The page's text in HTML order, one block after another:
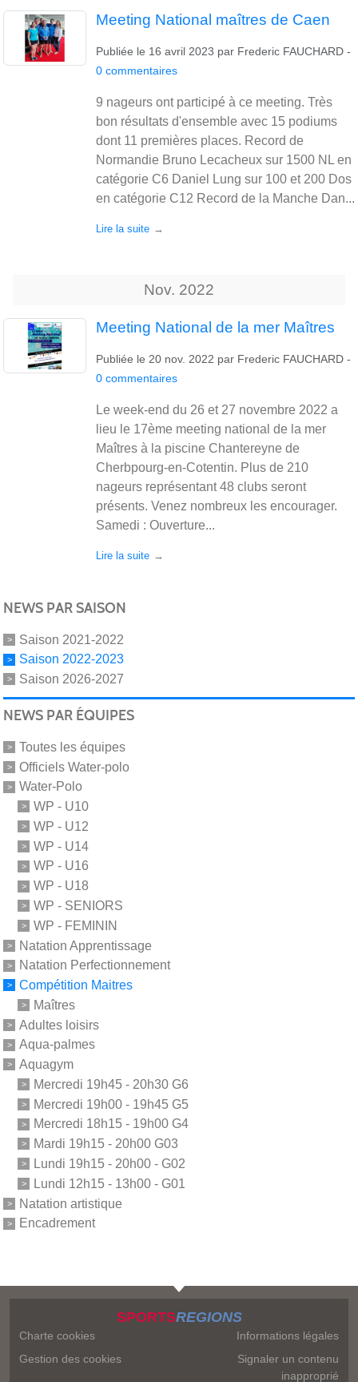
Meeting National maîtres de Caen
Publiée le 16 avril 2023 par Frederic FAUCHARD -
0 commentaires
9 nageurs ont participé à ce meeting. Très
bon résultats d'ensemble avec 15 podiums
dont 11 premières places. Record de
Normandie Bruno Lecacheux sur 1500 NL en
catégorie C6 Daniel Lung sur 100 et 200 Dos
en catégorie C12 Record de la Manche Dan...
Lire la suite
Nov. 2022
Meeting National de la mer Maîtres
Publiée le 20 nov. 2022 par Frederic FAUCHARD -
0 commentaires
Le week-end du 26 et 27 novembre 2022 a
lieu le 17ème meeting national de la mer
Maîtres à la piscine Chantereyne de
Cherbpourg-en-Cotentin. Plus de 210
nageurs représentant 48 clubs seront
présents. Venez nombreux les encourager.
Samedi : Ouverture...
Lire la suite
NEWS PAR SAISON
Saison 2021-2022
Saison 2022-2023
Saison 2026-2027
NEWS PAR ÉQUIPES
Toutes les équipes
Officiels Water-polo
Water-Polo
WP - U10
WP - U12
WP - U14
WP - U16
WP - U18
WP - SENIORS
WP - FEMININ
Natation Apprentissage
Natation Perfectionnement
Compétition Maitres
Maîtres
Adultes loisirs
Aqua-palmes
Aquagym
Mercredi 19h45 - 20h30 G6
Mercredi 19h00 - 19h45 G5
Mercredi 18h15 - 19h00 G4
Mardi 19h15 - 20h00 G03
Lundi 19h15 - 20h00 - G02
Lundi 12h15 - 13h00 - G01
Natation artistique
Encadrement
SPORTSREGIONS
Charte cookies
Gestion des cookies
Informations légales
Signaler un contenu
inapproprié